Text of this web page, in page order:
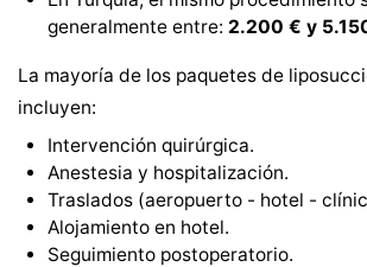
generalmente entre: 2.200 € y
La mayoría de los paquetes de
incluyen:
Intervención quirúrgica.
Anestesia y hospitalización.
Traslados (aeropuerto - hotel -
Alojamiento en hotel.
Seguimiento postoperatorio.